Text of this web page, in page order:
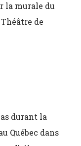
la murale du
de
durant la
Québec dans